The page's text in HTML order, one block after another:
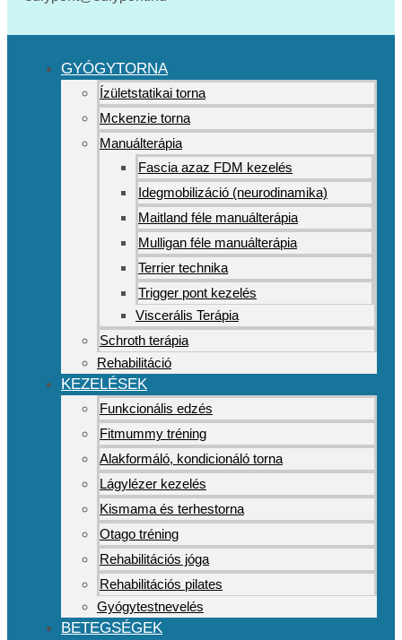
GYÓGYTORNA
Ízületstatikai torna
Mckenzie torna
Manuálterápia
Fascia azaz FDM kezelés
Idegmobilizáció (neurodinamika)
Maitland féle manuálterápia
Mulligan féle manuálterápia
Terrier technika
Trigger pont kezelés
Viscerális Terápia
Schroth terápia
Rehabilitáció
KEZELÉSEK
Funkcionális edzés
Fitmummy tréning
Alakformáló, kondicionáló torna
Lágylézer kezelés
Kismama és terhestorna
Otago tréning
Rehabilitációs jóga
Rehabilitációs pilates
Gyógytestnevelés
BETEGSÉGEK